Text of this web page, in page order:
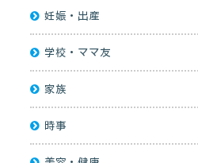
妊娠・出産
学校・ママ友
家族
時事